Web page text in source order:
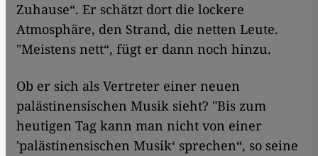
Zuhause“. Er schätzt dort die lockere
Atmosphäre, den Strand, die netten Leute.
"Meistens nett“, fügt er dann noch hinzu.
Ob er sich als Vertreter einer neuen
palästinensischen Musik sieht? "Bis zum
heutigen Tag kann man nicht von einer
'palästinensischen Musik‘ sprechen“, so seine